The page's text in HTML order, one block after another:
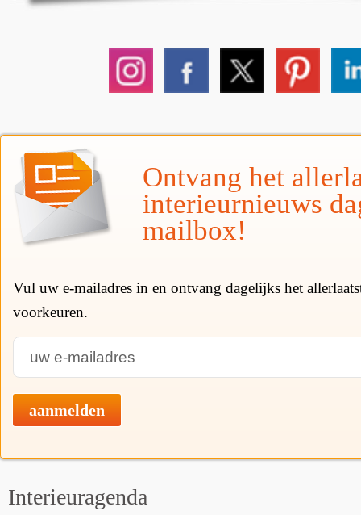
Ontvang het
interieurnieuws
mailbox!
Vul uw e-mailadres in en ontvang dagelijks het
voorkeuren.
aanmelden
Interieuragenda